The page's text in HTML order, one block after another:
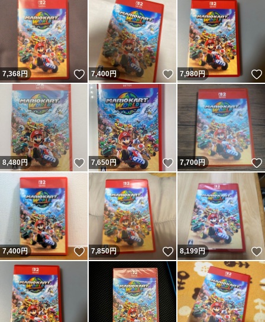
7,368円 いいね！
7,400円 いいね！
7,980円
8,480円 いいね！
7,650円 いいね！
7,700円
7,400円 いいね！
7,850円 いいね！
8,199円